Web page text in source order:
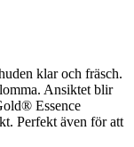
klar och fräsch.
Ansiktet blir
Essence
Perfekt även för att